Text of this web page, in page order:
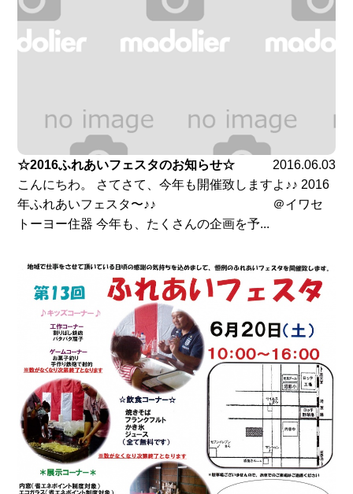
☆2016ふれあいフェスタのお知らせ☆
2016.06.03
こんにちわ。 さてさて、今年も開催致しますよ♪♪ 2016
年ふれあいフェスタ〜♪♪ ＠イワセ
トーヨー住器 今年も、たくさんの企画を予...